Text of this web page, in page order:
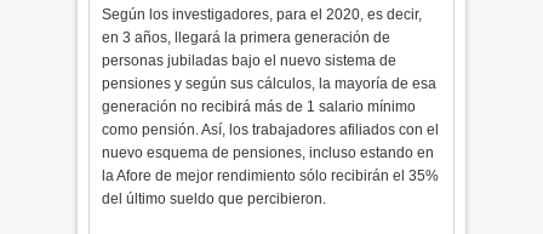
Según los investigadores, para el 2020, es decir,
en 3 años, llegará la primera generación de
personas jubiladas bajo el nuevo sistema de
pensiones y según sus cálculos, la mayoría de esa
generación no recibirá más de 1 salario mínimo
como pensión. Así, los trabajadores afiliados con el
nuevo esquema de pensiones, incluso estando en
la Afore de mejor rendimiento sólo recibirán el 35%
del último sueldo que percibieron.